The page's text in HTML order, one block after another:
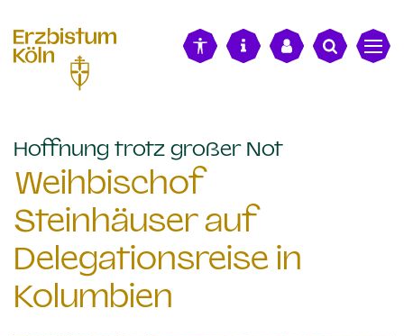
Hoffnung trotz großer Not:
Weihbischof
Steinhäuser auf
Delegationsreise in
Kolumbien